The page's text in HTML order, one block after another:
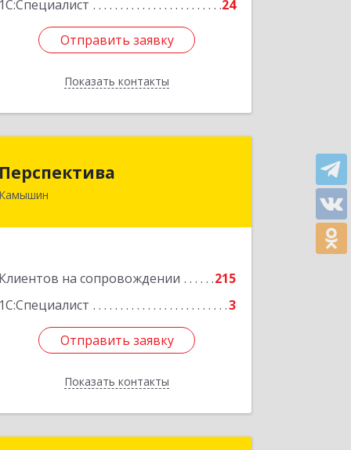
1С:Специалист
24
Отправить заявку
Показать контакты
Отправить заявку
Назад
Перспектива
Камышин
Клиентов на сопровождении
215
1С:Специалист
3
Отправить заявку
Показать контакты
403850, Волгоградская обл, Камышин
Отправить заявку
Назад